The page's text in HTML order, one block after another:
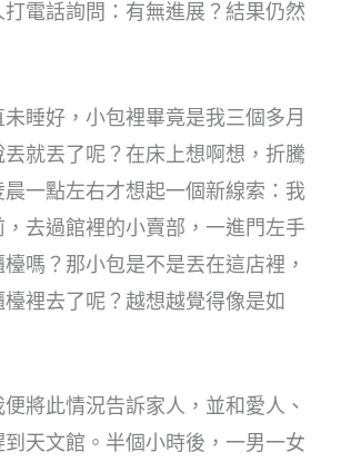
電話詢問：有無進展？結果仍然
睡好，小包裡畢竟是我三個多月
就丟了呢？在床上想啊想，折騰
一點左右才想起一個新線索：我
去過館裡的小賣部，一進門左手
嗎？那小包是不是丟在這店裡，
裡去了呢？越想越覺得像是如
將此情況告訴家人，並和愛人、
天文館。半個小時後，一男一女